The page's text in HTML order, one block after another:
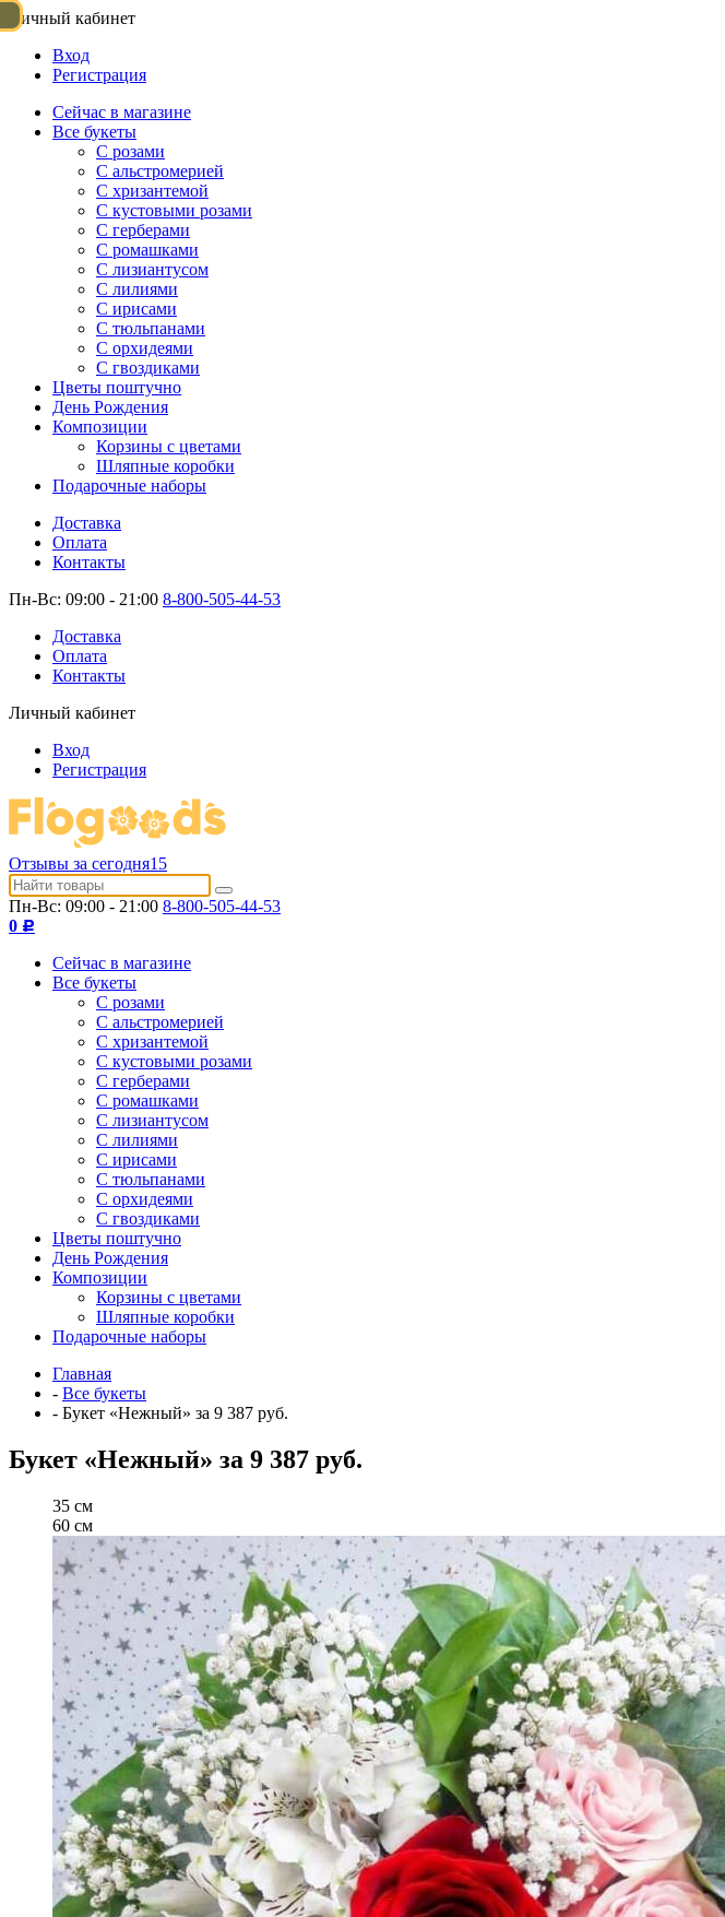
Личный кабинет
Вход
Регистрация
Сейчас в магазине
Все букеты
C розами
С альстромерией
С хризантемой
С кустовыми розами
С герберами
С ромашками
С лизиантусом
С лилиями
С ирисами
С тюльпанами
С орхидеями
С гвоздиками
Цветы поштучно
День Рождения
Композиции
Корзины с цветами
Шляпные коробки
Подарочные наборы
Доставка
Оплата
Контакты
Пн-Вс: 09:00 - 21:00 8-800-505-44-53
Доставка
Оплата
Контакты
Личный кабинет
Вход
Регистрация
Отзывы за сегодня15
Пн-Вс: 09:00 - 21:00 8-800-505-44-53
0 Р
Сейчас в магазине
Все букеты
C розами
С альстромерией
С хризантемой
С кустовыми розами
С герберами
С ромашками
С лизиантусом
С лилиями
С ирисами
С тюльпанами
С орхидеями
С гвоздиками
Цветы поштучно
День Рождения
Композиции
Корзины с цветами
Шляпные коробки
Подарочные наборы
Главная
- Все букеты
- Букет «Нежный» за 9 387 руб.
Букет «Нежный» за 9 387 руб.
35 см
60 см